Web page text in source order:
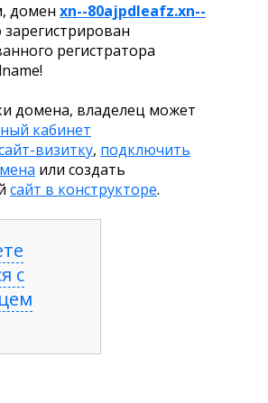
домен xn--80ajpdleafz.xn--
регистратора
домена, владелец может
кабинет
визитку, подключить
или создать
сайт в конструкторе.
с